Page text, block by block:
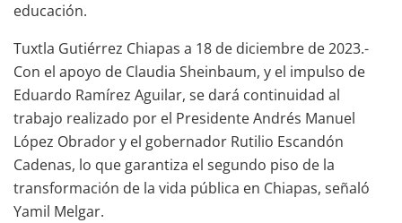
educación.
Tuxtla Gutiérrez Chiapas a 18 de diciembre de 2023.-
Con el apoyo de Claudia Sheinbaum, y el impulso de
Eduardo Ramírez Aguilar, se dará continuidad al
trabajo realizado por el Presidente Andrés Manuel
López Obrador y el gobernador Rutilio Escandón
Cadenas, lo que garantiza el segundo piso de la
transformación de la vida pública en Chiapas, señaló
Yamil Melgar.